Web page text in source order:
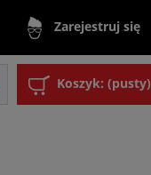
Zarejestruj się
Koszyk: (pusty)